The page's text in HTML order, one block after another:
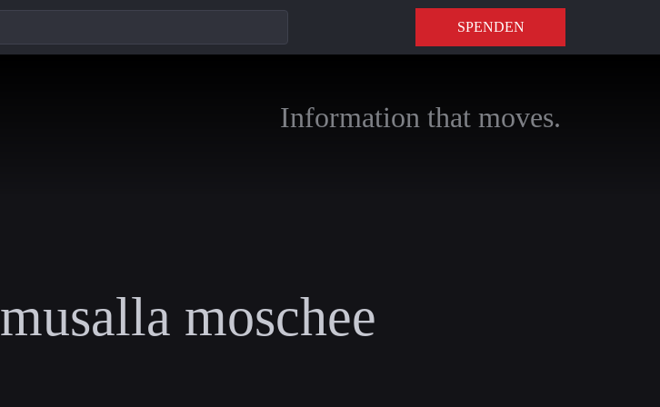
SPENDEN
Information that moves.
musalla moschee